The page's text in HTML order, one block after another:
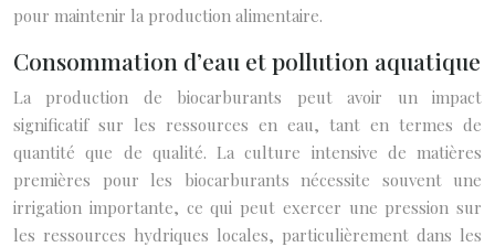
pour maintenir la production alimentaire.
Consommation d’eau et pollution aquatique
La production de biocarburants peut avoir un impact
significatif sur les ressources en eau, tant en termes de
quantité que de qualité. La culture intensive de matières
premières pour les biocarburants nécessite souvent une
irrigation importante, ce qui peut exercer une pression sur
les ressources hydriques locales, particulièrement dans les